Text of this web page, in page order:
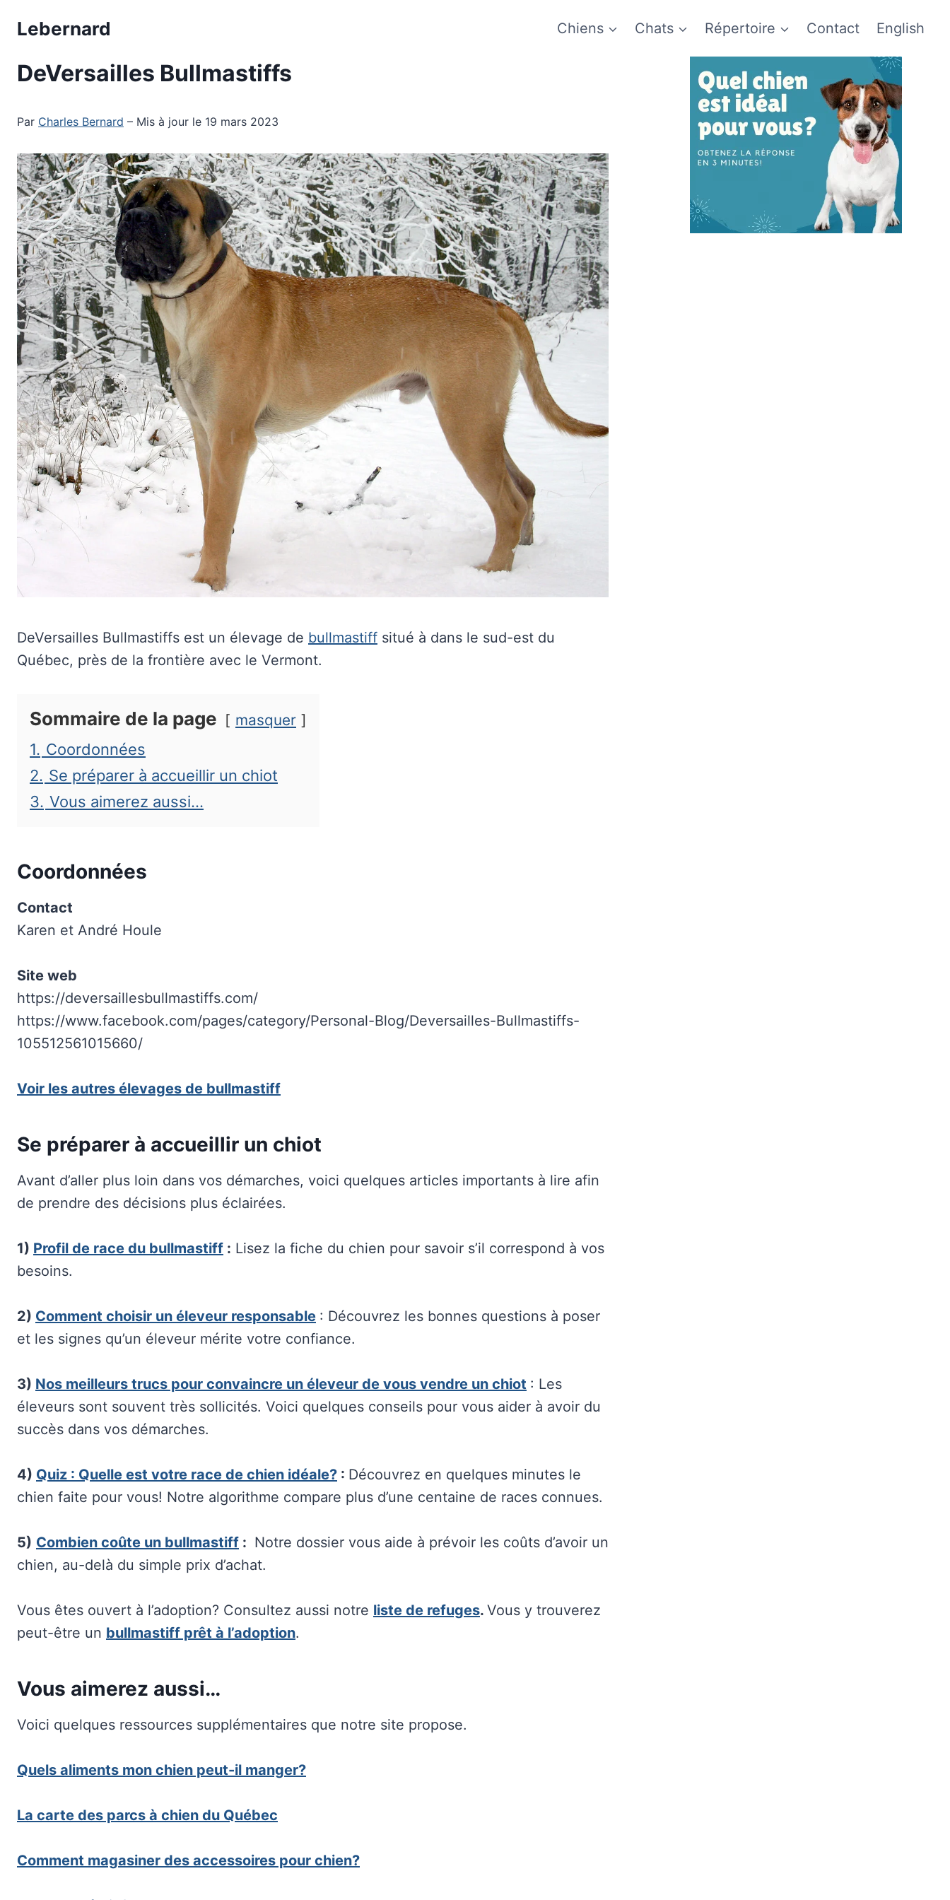
Lebernard Chiens Chats Répertoire Contact English
DeVersailles Bullmastiffs
Par Charles Bernard – Mis à jour le 19 mars 2023
DeVersailles Bullmastiffs est un élevage de bullmastiff situé à dans le sud-est du
Québec, près de la frontière avec le Vermont.
Sommaire de la page masquer
1. Coordonnées
2. Se préparer à accueillir un chiot
3. Vous aimerez aussi…
Coordonnées
Contact
Karen et André Houle
Site web
https://deversaillesbullmastiffs.com/
https://www.facebook.com/pages/category/Personal-Blog/Deversailles-Bullmastiffs-
105512561015660/
Voir les autres élevages de bullmastiff
Se préparer à accueillir un chiot
Avant d’aller plus loin dans vos démarches, voici quelques articles importants à lire afin
de prendre des décisions plus éclairées.
1) Profil de race du bullmastiff : Lisez la fiche du chien pour savoir s’il correspond à vos
besoins.
2) Comment choisir un éleveur responsable : Découvrez les bonnes questions à poser
et les signes qu’un éleveur mérite votre confiance.
3) Nos meilleurs trucs pour convaincre un éleveur de vous vendre un chiot : Les
éleveurs sont souvent très sollicités. Voici quelques conseils pour vous aider à avoir du
succès dans vos démarches.
4) Quiz : Quelle est votre race de chien idéale? : Découvrez en quelques minutes le
chien faite pour vous! Notre algorithme compare plus d’une centaine de races connues.
5) Combien coûte un bullmastiff : Notre dossier vous aide à prévoir les coûts d’avoir un
chien, au-delà du simple prix d’achat.
Vous êtes ouvert à l’adoption? Consultez aussi notre liste de refuges. Vous y trouverez
peut-être un bullmastiff prêt à l’adoption.
Vous aimerez aussi…
Voici quelques ressources supplémentaires que notre site propose.
Quels aliments mon chien peut-il manger?
La carte des parcs à chien du Québec
Comment magasiner des accessoires pour chien?